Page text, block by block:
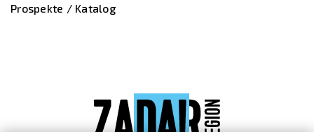
Prospekte / Katalog